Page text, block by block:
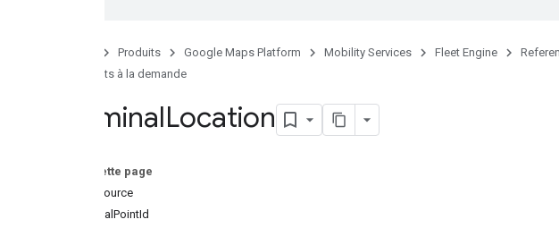
Produits Google Maps Platform Mobility Services Fleet Engine
Trajets à la demande
TerminalLocation
Sur cette page
PointSource
TerminalPointId